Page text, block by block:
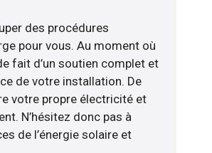
des procédures
pour vous. Au moment où
fait d’un soutien complet et
de votre installation. De
votre propre électricité et
N’hésitez donc pas à
de l’énergie solaire et